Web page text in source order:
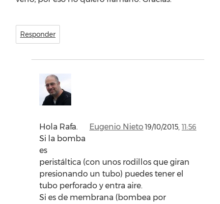
Responder
Eugenio Nieto19/10/2015, 11:56
Hola Rafa.
Si la bomba
es
peristáltica (con unos rodillos que giran
presionando un tubo) puedes tener el
tubo perforado y entra aire.
Si es de membrana (bombea por